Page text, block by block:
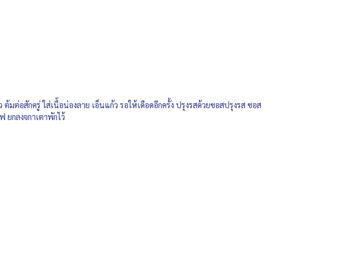
มต่อสักครู่ ใส่เนื้อน่องลาย เอ็นแก้ว รอให้เดือดอีกครั้ง ปรุงรสด้วยซอสปรุงรส ซอส
ยกลงจกาเตาพักไว้